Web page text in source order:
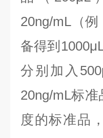
20ng/mL（
备得到
分别加入
20ng/mL标
度的标准品